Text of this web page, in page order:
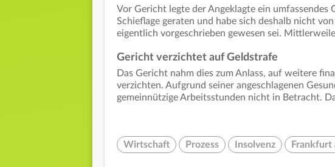
Vor Gericht legte der Angeklagte ein umfassendes
Schieflage geraten und habe sich deshalb nicht
eigentlich vorgeschrieben gewesen sei.
Gericht verzichtet auf Geldstrafe
Das Gericht nahm dies zum Anlass, auf weitere
verzichten. Aufgrund seiner angeschlagenen
gemeinnützige Arbeitsstunden nicht in Betracht.
Wirtschaft Prozess Insolvenz Frankfurt